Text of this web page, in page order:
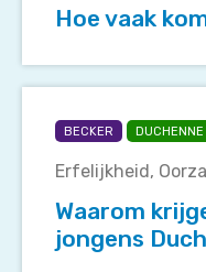
voor?Hoe vaak
krijgen
alleen
jongens
Duchenne
BECKER DUCHENNE
Erfelijkheid
Waarom
jongens